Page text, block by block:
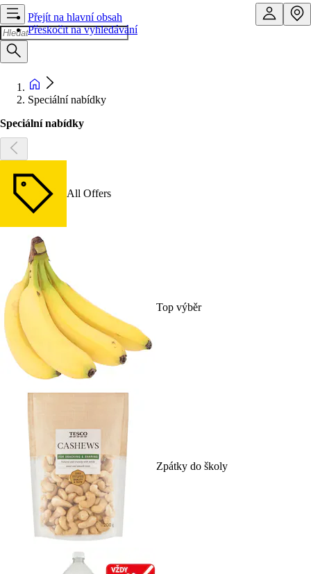
Přejít na hlavní obsah
Přeskočit na vyhledávání
Speciální nabídky
Speciální nabídky
All Offers
Top výběr
Zpátky do školy